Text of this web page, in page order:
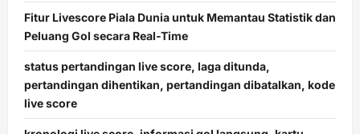
Fitur Livescore Piala Dunia untuk Memantau Statistik dan
Peluang Gol secara Real-Time
status pertandingan live score, laga ditunda,
pertandingan dihentikan, pertandingan dibatalkan, kode
live score